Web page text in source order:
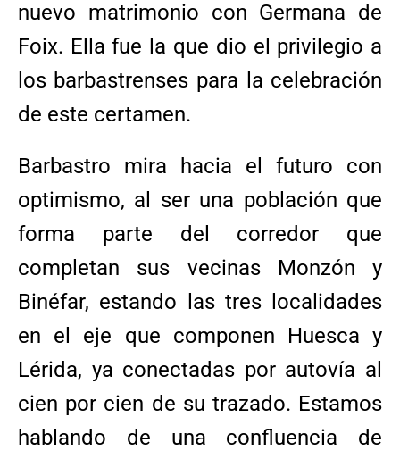
nuevo matrimonio con Germana de
Foix. Ella fue la que dio el privilegio a
los barbastrenses para la celebración
de este certamen.
Barbastro mira hacia el futuro con
optimismo, al ser una población que
forma parte del corredor que
completan sus vecinas Monzón y
Binéfar, estando las tres localidades
en el eje que componen Huesca y
Lérida, ya conectadas por autovía al
cien por cien de su trazado. Estamos
hablando de una confluencia de